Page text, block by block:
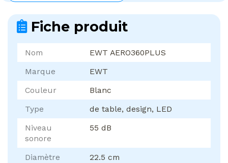
Fiche produit
Nom
EWT AERO360PLUS
Marque
EWT
Couleur
Blanc
Type
de table, design, LED
Niveau
sonore
55 dB
Diamètre
22.5 cm